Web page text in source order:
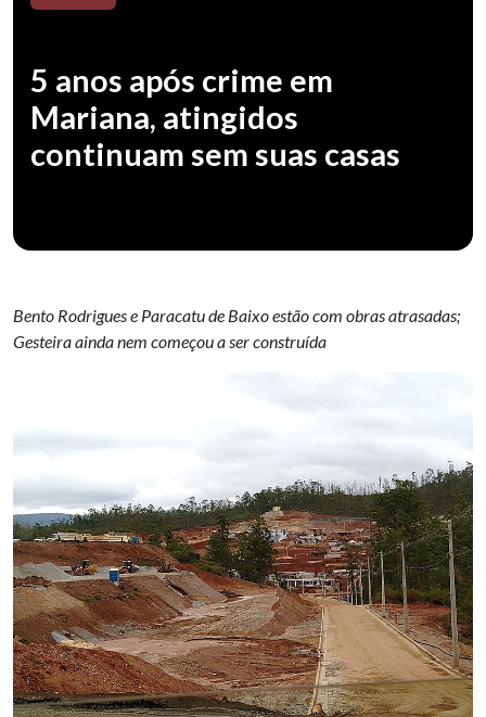
5 anos após crime em
Mariana, atingidos
continuam sem suas casas
Bento Rodrigues e Paracatu de Baixo estão com obras atrasadas;
Gesteira ainda nem começou a ser construída